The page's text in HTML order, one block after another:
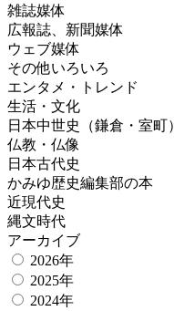
雑誌媒体
広報誌、新聞媒体
ウェブ媒体
その他いろいろ
エンタメ・トレンド
生活・文化
日本中世史（鎌倉・室町）
仏教・仏像
日本古代史
かみゆ歴史編集部の本
近現代史
縄文時代
アーカイブ
2026年
2025年
2024年